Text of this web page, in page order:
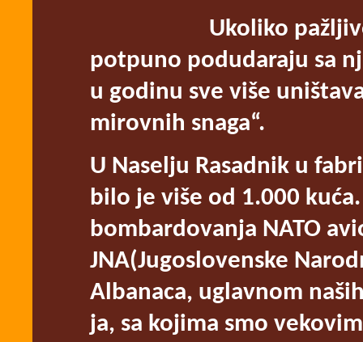
Ukoliko pažljivo
potpuno podudaraju sa
u godinu sve više
mirovnih snaga“.
U Naselju Rasadnik u
bilo je više od 1.000
bombardovanja NATO
JNA(Jugoslovenske
Albanaca, uglavnom
ja, sa kojima smo